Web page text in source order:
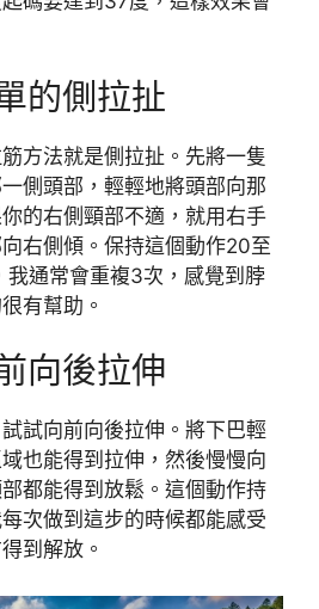
的側拉扯
方法就是側拉扯。先將一隻
側頭部，輕輕地將頭部向那
的右側頸部不適，就用右手
右側傾。保持這個動作20至
通常會重複3次，感覺到脖
有幫助。
向後拉伸
試向前向後拉伸。將下巴輕
也能得到拉伸，然後慢慢向
都能得到放鬆。這個動作持
次做到這步的時候都能感受
到解放。